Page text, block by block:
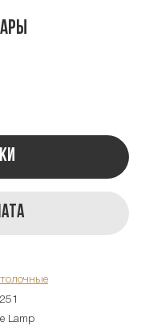
Lamp